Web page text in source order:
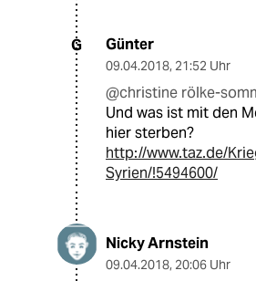
G Günter
09.04.2018, 21:52 Uhr
@christine rölke-
Und was ist mit den
hier sterben?
http://www.taz.de/
Syrien/!5494600/
Nicky Arnstein
09.04.2018, 20:06 Uhr